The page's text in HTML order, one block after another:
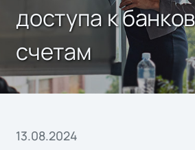
доступа к
счетам
13.08.2024